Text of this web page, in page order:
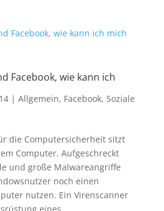
Facebook, wie kann ich
| Allgemein, Facebook, Soziale
die Computersicherheit sitzt
Computer. Aufgeschreckt
und große Malwareangriffe
noch einen
nutzen. Ein Virenscanner